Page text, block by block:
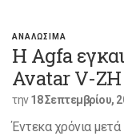
ΑΝΑΛΩΣΙΜΑ
Η Agfa
Avatar V-ZH
την18 Σεπτεμβρίου,
Έντεκα χρόνια